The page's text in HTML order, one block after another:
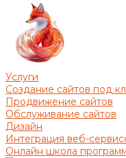
Услуги
Создание сайтов под
Продвижение сайтов
Обслуживание сайтов
Дизайн
Интеграция веб-
Онлайн школа